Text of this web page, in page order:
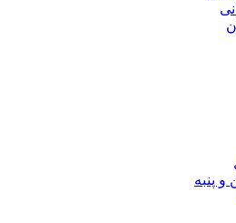
و پنبه